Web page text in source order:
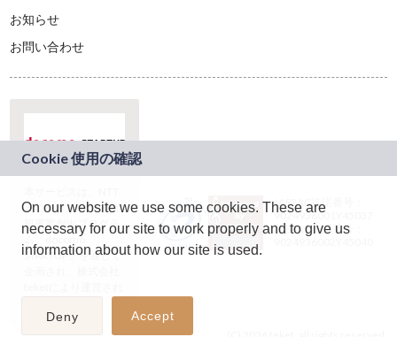
お知らせ
お問い合わせ
ドコモグループの新
規事業創出プログラ
ム「docomo
STARTUP」を通じて
JASRAC許諾番号：
9024936001Y45037
JASRAC許諾番号：
On our website we use some cookies. These are
necessary for our site to work properly and to give us
information about how our site is used.
Deny Accept